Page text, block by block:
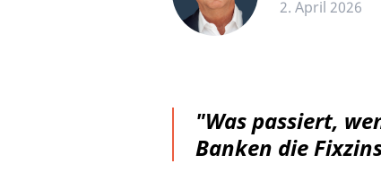
2. April 2026
"Was passiert,
Banken die